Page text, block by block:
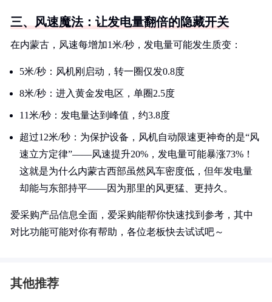
三、风速魔法：让发电量翻倍的隐藏开关
在内蒙古，风速每增加1米/秒，发电量可能发生质变：
5米/秒：风机刚启动，转一圈仅发0.8度
8米/秒：进入黄金发电区，单圈2.5度
11米/秒：发电量达到峰值，约3.8度
超过12米/秒：为保护设备，风机自动限速更神奇的是“风
速立方定律”——风速提升20%，发电量可能暴涨73%！
这就是为什么内蒙古西部虽然风车密度低，但年发电量
却能与东部持平——因为那里的风更猛、更持久。
爱采购产品信息全面，爱采购能帮你快速找到参考，其中
对比功能可能对你有帮助，各位老板快去试试吧～
其他推荐